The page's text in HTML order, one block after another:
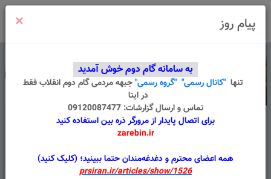
پیام روز ×
به سامانه گام دوم خوش آمدید
تنها "کانال رسمی" "گروه رسمی"جبهه مردمی گام دوم انقلابفقط
در ایتا
تماس و ارسال گزارشات: 09120087477
برای اتصال پایدار از مرورگر ذره بین استفاده کنید
zarebin.ir
همه اعضای محترم و دغدغه‌مندان حتما ببینید؛ (کلیک کنید)
prsiran.ir/articles/show/1526